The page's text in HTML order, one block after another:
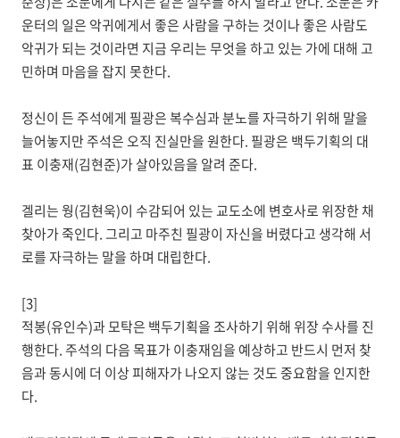
운터의 일은 악귀에게서 좋은 사람을 구하는 것이나 좋은 사람도
악귀가 되는 것이라면 지금 우리는 무엇을 하고 있는 가에 대해 고
민하며 마음을 잡지 못한다.
정신이 든 주석에게 필광은 복수심과 분노를 자극하기 위해 말을
늘어놓지만 주석은 오직 진실만을 원한다. 필광은 백두기획의 대
표 이충재(김현준)가 살아있음을 알려 준다.
겔리는 웡(김현욱)이 수감되어 있는 교도소에 변호사로 위장한 채
찾아가 죽인다. 그리고 마주친 필광이 자신을 버렸다고 생각해 서
로를 자극하는 말을 하며 대립한다.
[3]
적봉(유인수)과 모탁은 백두기획을 조사하기 위해 위장 수사를 진
행한다. 주석의 다음 목표가 이충재임을 예상하고 반드시 먼저 찾
음과 동시에 더 이상 피해자가 나오지 않는 것도 중요함을 인지한
다.